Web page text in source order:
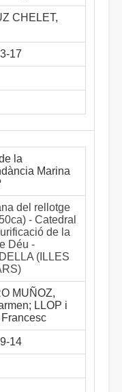
CHELET,
17
la
Marina
del rellotge
- Catedral
de la
Déu -
(ILLES
MUÑOZ,
LLOP i
Francesc
14